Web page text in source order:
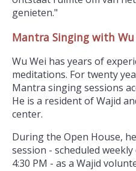
genieten."
Mantra Singing with Wu
Wu Wei has years of
meditations. For twenty
Mantra singing sessions
He is a resident of Wajid
center.
During the Open House,
session - scheduled
4:30 PM - as a Wajid